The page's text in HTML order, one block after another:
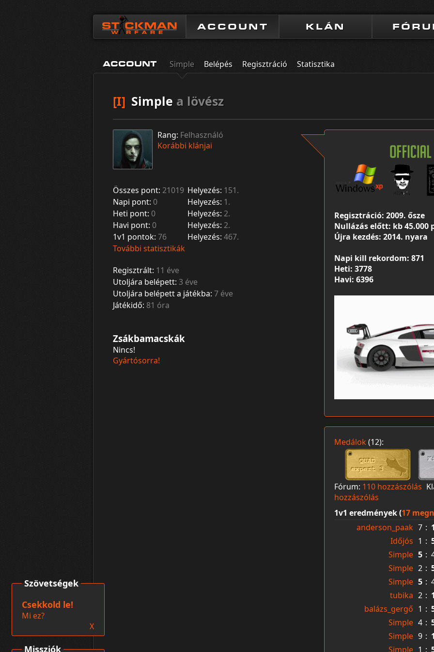
ACCOUNT KLÁN
ACCOUNT Simple Belépés Regisztráció Statisztika
[I] Simple a lövész
Rang: Felhasználó
Korábbi klánjai
Összes pont: 21019 Helyezés: 151.
Napi pont: 0 Helyezés: 1.
Heti pont: 0 Helyezés: 2.
Havi pont: 0 Helyezés: 2.
1v1 pontok: 76 Helyezés: 467.
További statisztikák
Regisztrált: 11 éve
Utoljára belépett: 3 éve
Utoljára belépett a játékba: 7 éve
Játékidő: 81 óra
Zsákbamacskák
Nincs!
Gyártósorra!
Regisztráció: 2009. ősze
Nullázás előtt: kb 45.000
Újra kezdés: 2014. nyara
Napi kill rekordom: 871
Heti: 3778
Havi: 6396
Medálok (12):
Fórum: 110 hozzászólás
hozzászólás
1v1 eredmények (17
anderson_paak 7 :
Időjós 1 :
Simple 5 :
Simple 2 :
Simple 5 :
tubika 2 :
balázs_gergő 1 :
Simple 4 :
Simple 9 :
Simple 1 :
Missziók
Szövetségek
Csekkold le!
Mi ez?
X